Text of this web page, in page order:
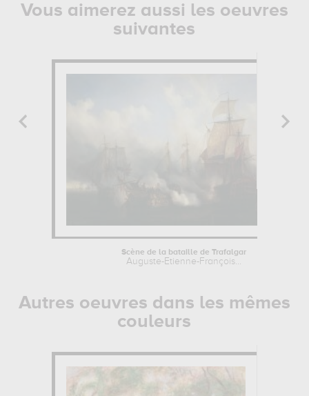
Vous aimerez aussi les oeuvres
suivantes
Scène de la bataille de Trafalgar
Auguste-Etienne-François...
Autres oeuvres dans les mêmes
couleurs